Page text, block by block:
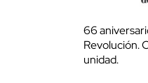
66
Revolución.
unidad.